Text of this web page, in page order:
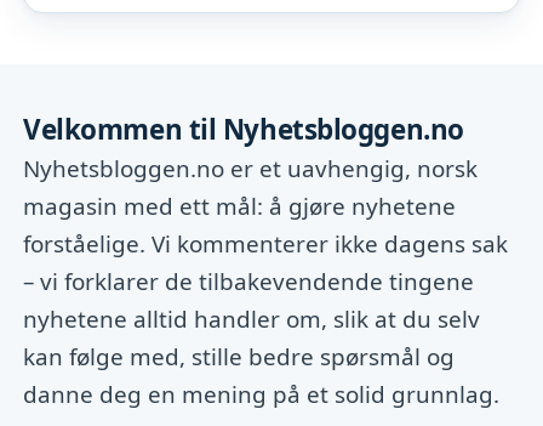
Velkommen til Nyhetsbloggen.no
Nyhetsbloggen.no er et uavhengig, norsk
magasin med ett mål: å gjøre nyhetene
forståelige. Vi kommenterer ikke dagens sak
– vi forklarer de tilbakevendende tingene
nyhetene alltid handler om, slik at du selv
kan følge med, stille bedre spørsmål og
danne deg en mening på et solid grunnlag.